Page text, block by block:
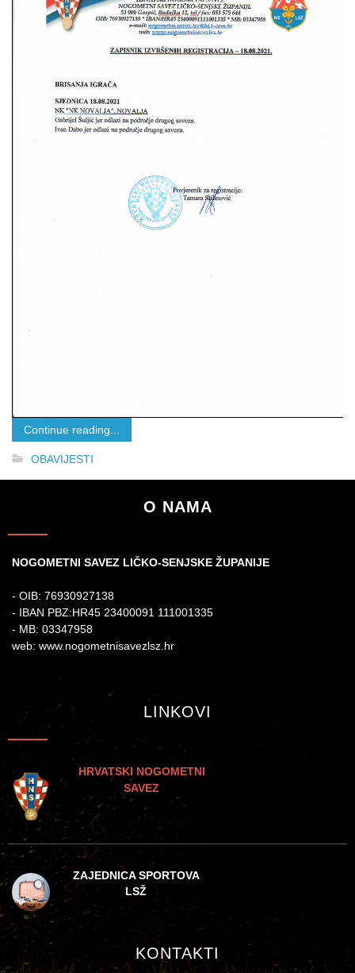
Continue reading...
OBAVIJESTI
O NAMA
NOGOMETNI SAVEZ LIČKO-SENJSKE ŽUPANIJE
- OIB: 76930927138
- IBAN PBZ:HR45 23400091 111001335
- MB: 03347958
web: www.nogometnisavezlsz.hr
LINKOVI
HRVATSKI NOGOMETNI
SAVEZ
ZAJEDNICA SPORTOVA
LSŽ
KONTAKTI